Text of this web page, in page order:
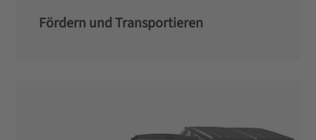
Fördern und Transportieren